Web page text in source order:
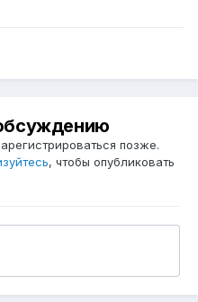
позже.
, чтобы опубликовать